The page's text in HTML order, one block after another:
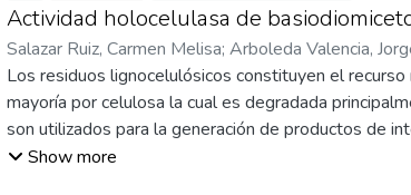
Actividad holocelulasa de
Salazar Ruiz, Carmen Melisa; Arboleda Valencia,
Los residuos lignocelulósicos constituyen el
mayoría por celulosa la cual es degradada
son utilizados para la generación de productos de
butanol entre otros. En Colombia existen pocos
Show more